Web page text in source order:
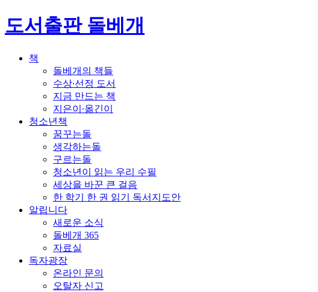
도서출판 돌베개
책
돌베개의 책들
수상∙선정 도서
지금 만드는 책
지은이∙옮긴이
청소년책
꿈꾸는돌
생각하는돌
구르는돌
청소년이 읽는 우리 수필
세상을 바꾼 큰 걸음
한 학기 한 권 읽기 독서지도안
알립니다
새로운 소식
돌베개 365
자료실
독자광장
온라인 문의
오탈자 신고